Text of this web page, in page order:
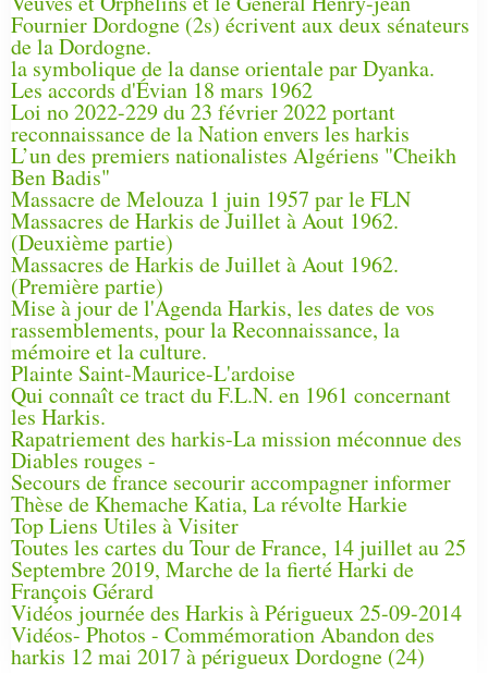
Fournier Dordogne (2s) écrivent aux deux sénateurs
de la Dordogne.
la symbolique de la danse orientale par Dyanka.
Les accords d'Évian 18 mars 1962
Loi no 2022-229 du 23 février 2022 portant
reconnaissance de la Nation envers les harkis
L’un des premiers nationalistes Algériens "Cheikh
Ben Badis"
Massacre de Melouza 1 juin 1957 par le FLN
Massacres de Harkis de Juillet à Aout 1962.
(Deuxième partie)
Massacres de Harkis de Juillet à Aout 1962.
(Première partie)
Mise à jour de l'Agenda Harkis, les dates de vos
rassemblements, pour la Reconnaissance, la
mémoire et la culture.
Plainte Saint-Maurice-L'ardoise
Qui connaît ce tract du F.L.N. en 1961 concernant
les Harkis.
Rapatriement des harkis-La mission méconnue des
Diables rouges -
Secours de france secourir accompagner informer
Thèse de Khemache Katia, La révolte Harkie
Top Liens Utiles à Visiter
Toutes les cartes du Tour de France, 14 juillet au 25
Septembre 2019, Marche de la fierté Harki de
François Gérard
Vidéos journée des Harkis à Périgueux 25-09-2014
Vidéos- Photos - Commémoration Abandon des
harkis 12 mai 2017 à périgueux Dordogne (24)